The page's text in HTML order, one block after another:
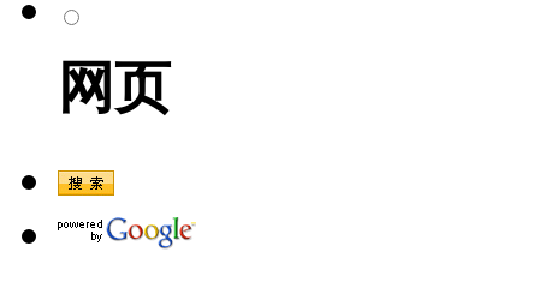
网页